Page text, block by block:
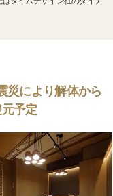
により解体から
予定